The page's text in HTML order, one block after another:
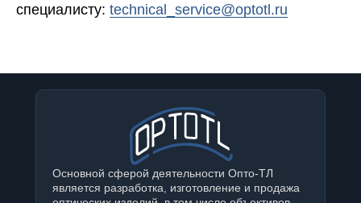
специалисту: technical_service@optotl.ru
Основной сферой деятельности Опто-ТЛ
является разработка, изготовление и продажа